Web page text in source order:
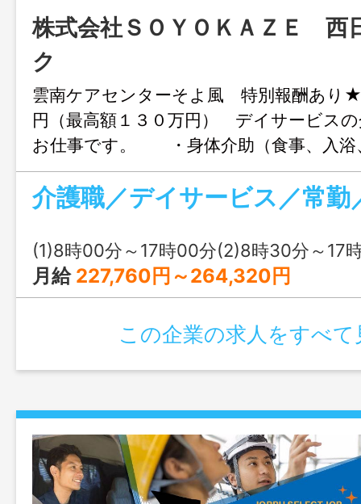
株式会社ＳＯＹＯＫＡＺＥ 西
ク
雲南ケアセンターそよ風 特別報酬あり★
円（最高額１３０万円） デイサービス
お仕事です。 ・身体介助（食事、入浴
ど） ・介護記録の記入（ご利用報告など
作） ・機能訓練補助業務 ・レクリエー
とおやつ出し ・送迎・添乗（運転業務
７名 変更の範囲：会社の定める業務
(1)8時00分～17時00分(2)8時30分～17時30分
月給 227,760円～264,320円
この企業の求人をすべて